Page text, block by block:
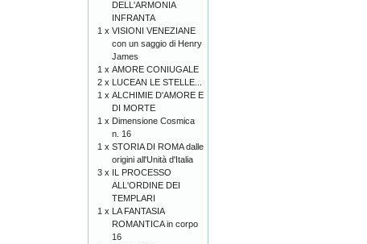
DELL'ARMONIA
INFRANTA
1 x VISIONI VENEZIANE
con un saggio di Henry
James
1 x AMORE CONIUGALE
2 x LUCEAN LE STELLE...
1 x ALCHIMIE D'AMORE E
DI MORTE
1 x Dimensione Cosmica
n. 16
1 x STORIA DI ROMA dalle
origini all'Unità d'Italia
3 x IL PROCESSO
ALL'ORDINE DEI
TEMPLARI
1 x LA FANTASIA
ROMANTICA in corpo
16